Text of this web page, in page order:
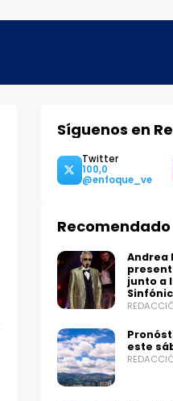
Síguenos en
Recomendado
Andrea
junto a
este